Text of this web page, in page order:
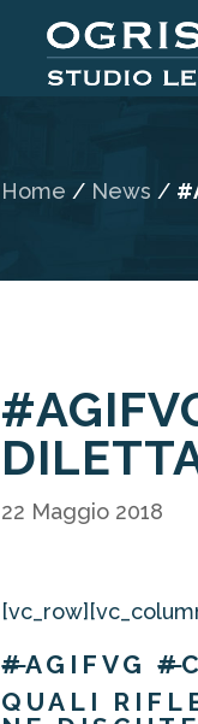
Home / News /
22 Maggio 2018
#AGIFVG #
QUALI